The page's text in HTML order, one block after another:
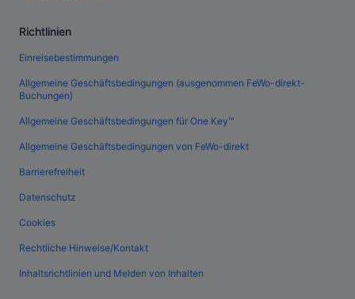
Richtlinien
Einreisebestimmungen
Allgemeine Geschäftsbedingungen (ausgenommen FeWo-direkt-
Buchungen)
Allgemeine Geschäftsbedingungen für One Key™
Allgemeine Geschäftsbedingungen von FeWo-direkt
Barrierefreiheit
Datenschutz
Cookies
Rechtliche Hinweise/Kontakt
Inhaltsrichtlinien und Melden von Inhalten